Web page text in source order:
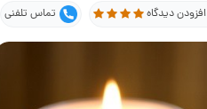
افزودن دیدگاه تماس تلفنی